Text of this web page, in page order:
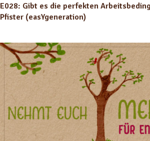
E028: Gibt es die perfekten
Pfister (easYgeneration)